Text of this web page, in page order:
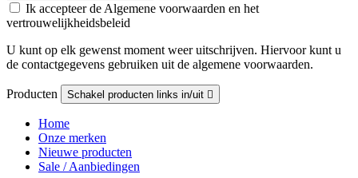
Ik accepteer de Algemene voorwaarden en het
vertrouwelijkheidsbeleid
U kunt op elk gewenst moment weer uitschrijven. Hiervoor kunt u
de contactgegevens gebruiken uit de algemene voorwaarden.
Producten Schakel producten links in/uit 
Home
Onze merken
Nieuwe producten
Sale / Aanbiedingen